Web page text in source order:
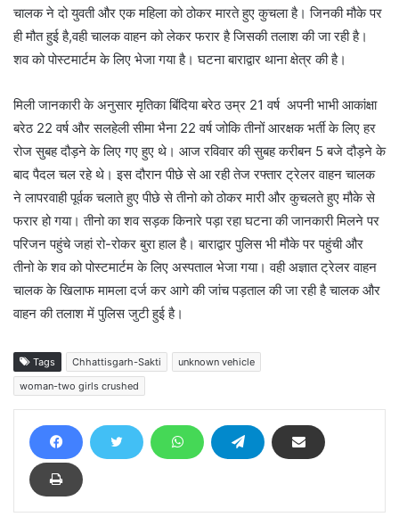
चालक ने दो युवती और एक महिला को ठोकर मारते हुए कुचला है। जिनकी मौके पर
ही मौत हुई है,वही चालक वाहन को लेकर फरार है जिसकी तलाश की जा रही है।
शव को पोस्टमार्टम के लिए भेजा गया है। घटना बाराद्वार थाना क्षेत्र की है।
मिली जानकारी के अनुसार मृतिका बिंदिया बरेठ उम्र 21 वर्ष अपनी भाभी आकांक्षा
बरेठ 22 वर्ष और सलहेली सीमा भैना 22 वर्ष जोकि तीनों आरक्षक भर्ती के लिए हर
रोज सुबह दौड़ने के लिए गए हुए थे। आज रविवार की सुबह करीबन 5 बजे दौड़ने के
बाद पैदल चल रहे थे। इस दौरान पीछे से आ रही तेज रफ्तार ट्रेलर वाहन चालक
ने लापरवाही पूर्वक चलाते हुए पीछे से तीनो को ठोकर मारी और कुचलते हुए मौके से
फरार हो गया। तीनो का शव सड़क किनारे पड़ा रहा घटना की जानकारी मिलने पर
परिजन पहुंचे जहां रो-रोकर बुरा हाल है। बाराद्वार पुलिस भी मौके पर पहुंची और
तीनो के शव को पोस्टमार्टम के लिए अस्पताल भेजा गया। वही अज्ञात ट्रेलर वाहन
चालक के खिलाफ मामला दर्ज कर आगे की जांच पड़ताल की जा रही है चालक और
वाहन की तलाश में पुलिस जुटी हुई है।
Tags Chhattisgarh-Sakti
unknown vehicle
woman-two girls crushed